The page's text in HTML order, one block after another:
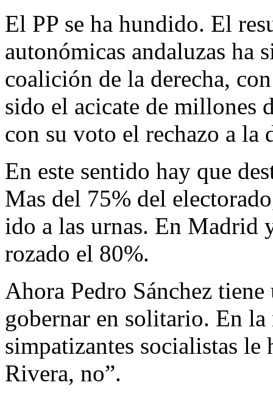
El PP se ha hundido. El
autonómicas andaluzas ha
coalición de la derecha,
sido el acicate de millones
con su voto el rechazo a la
En este sentido hay que
Mas del 75% del
ido a las urnas. En Madrid
rozado el 80%.
Ahora Pedro Sánchez
gobernar en solitario. En
simpatizantes socialistas
Rivera, no”.